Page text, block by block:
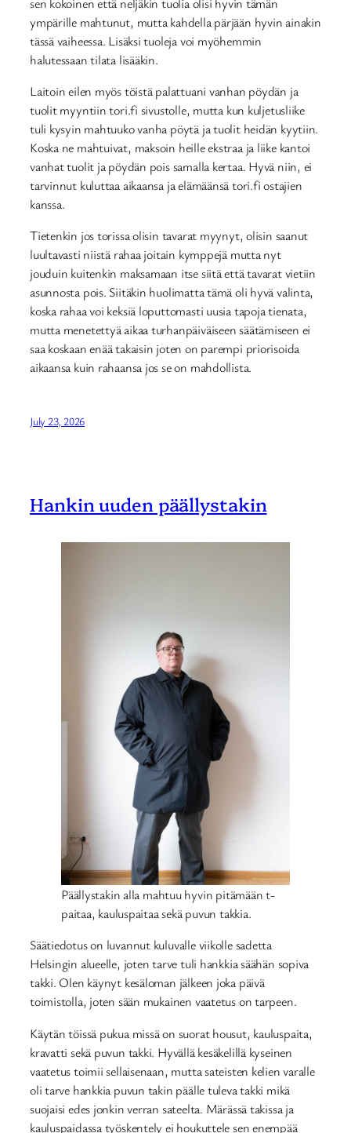
ympärille mahtunut, mutta kahdella pärjään hyvin ainakin
tässä vaiheessa. Lisäksi tuoleja voi myöhemmin
halutessaan tilata lisääkin.
Laitoin eilen myös töistä palattuani vanhan pöydän ja
tuolit myyntiin tori.fi sivustolle, mutta kun kuljetusliike
tuli kysyin mahtuuko vanha pöytä ja tuolit heidän kyytiin.
Koska ne mahtuivat, maksoin heille ekstraa ja liike kantoi
vanhat tuolit ja pöydän pois samalla kertaa. Hyvä niin, ei
tarvinnut kuluttaa aikaansa ja elämäänsä tori.fi ostajien
kanssa.
Tietenkin jos torissa olisin tavarat myynyt, olisin saanut
luultavasti niistä rahaa joitain kymppejä mutta nyt
jouduin kuitenkin maksamaan itse siitä että tavarat vietiin
asunnosta pois. Siitäkin huolimatta tämä oli hyvä valinta,
koska rahaa voi keksiä loputtomasti uusia tapoja tienata,
mutta menetettyä aikaa turhanpäiväiseen säätämiseen ei
saa koskaan enää takaisin joten on parempi priorisoida
aikaansa kuin rahaansa jos se on mahdollista.
July 23, 2026
Hankin uuden päällystakin
Päällystakin alla mahtuu hyvin pitämään t-
paitaa, kauluspaitaa sekä puvun takkia.
Säätiedotus on luvannut kuluvalle viikolle sadetta
Helsingin alueelle, joten tarve tuli hankkia säähän sopiva
takki. Olen käynyt kesäloman jälkeen joka päivä
toimistolla, joten sään mukainen vaatetus on tarpeen.
Käytän töissä pukua missä on suorat housut, kauluspaita,
kravatti sekä puvun takki. Hyvällä kesäkelillä kyseinen
vaatetus toimii sellaisenaan, mutta sateisten kelien varalle
oli tarve hankkia puvun takin päälle tuleva takki mikä
suojaisi edes jonkin verran sateelta. Märässä takissa ja
kauluspaidassa työskentely ei houkuttele sen enempää